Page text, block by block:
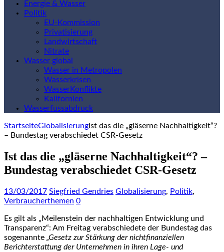
Energie & Wasser
Politik
EU-Kommission
Privatisierung
Landwirtschaft
Nitrate
Wasser global
Wasser in Metropolen
Wasserkrisen
WasserKonflikte
Kalifornien
Wasserfussabdruck
StartseiteGlobalisierungIst das die „gläserne Nachhaltigkeit“?
– Bundestag verabschiedet CSR-Gesetz
Ist das die „gläserne Nachhaltigkeit“? –
Bundestag verabschiedet CSR-Gesetz
13/03/2017 Siegfried Gendries Globalisierung, Politik,
Verbraucherthemen 0
Es gilt als „Meilenstein der nachhaltigen Entwicklung und
Transparenz“: Am Freitag verabschiedete der Bundestag das
sogenannte „Gesetz zur Stärkung der nichtfinanziellen
Berichterstattung der Unternehmen in ihren Lage- und